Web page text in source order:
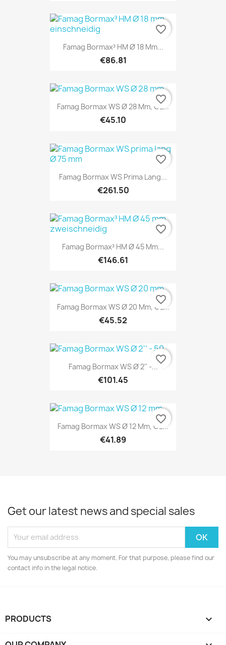
Famag Bormax³ HM Ø 18 Mm...
€86.81
favorite_border
Famag Bormax WS Ø 28 Mm, GL...
€45.10
favorite_border
Famag Bormax WS Prima Lang...
€261.50
favorite_border
Famag Bormax³ HM Ø 45 Mm...
€146.61
favorite_border
Famag Bormax WS Ø 20 Mm, GL...
€45.52
favorite_border
Famag Bormax WS Ø 2'' -...
€101.45
favorite_border
Famag Bormax WS Ø 12 Mm, GL...
€41.89
favorite_border
Get our latest news and special sales
You may unsubscribe at any moment. For that purpose, please find our
contact info in the legal notice.
PRODUCTS 